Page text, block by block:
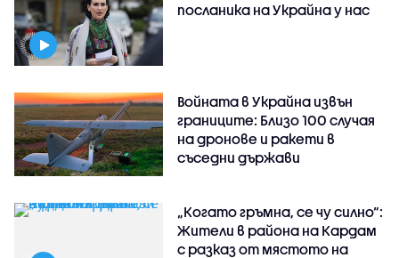
посланика на Украйна у нас
Войната в Украйна извън
границите: Близо 100 случая
на дронове и ракети в
съседни държави
„Когато гръмна, се чу силно“:
Жители в района на Кардам
с разказ от мястото на